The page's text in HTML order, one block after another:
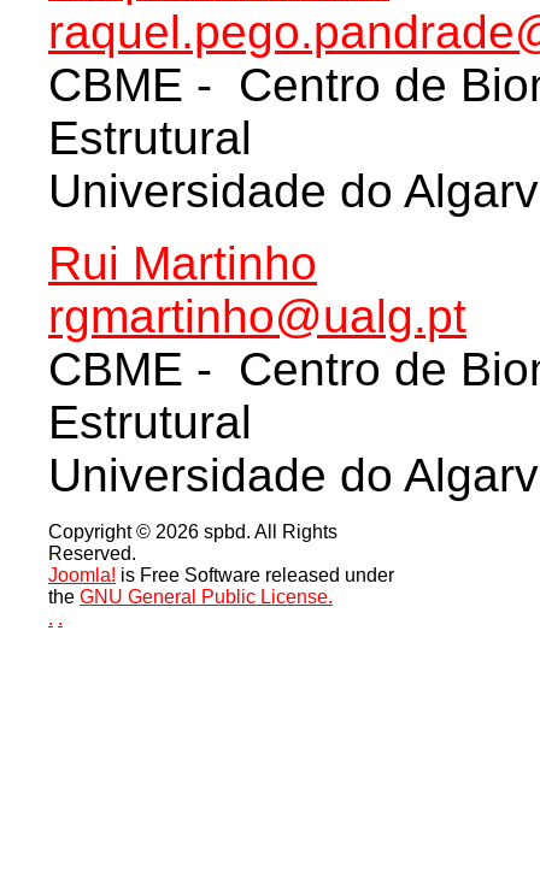
CBME - Centro de
Estrutural
Universidade do
Rui Martinho
rgmartinho@ualg.pt
CBME - Centro de
Estrutural
Universidade do
Copyright © 2026 spbd. All Rights
Reserved.
Joomla! is Free Software released under
the GNU General Public License.
. .